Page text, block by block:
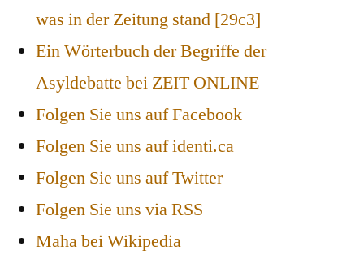
was in der Zeitung stand [29c3]
Ein Wörterbuch der Begriffe der
Asyldebatte bei ZEIT ONLINE
Folgen Sie uns auf Facebook
Folgen Sie uns auf identi.ca
Folgen Sie uns auf Twitter
Folgen Sie uns via RSS
Maha bei Wikipedia